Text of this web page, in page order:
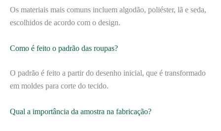
Os materiais mais comuns incluem algodão, poliéster, lã e seda,
escolhidos de acordo com o design.
Como é feito o padrão das roupas?
O padrão é feito a partir do desenho inicial, que é transformado
em moldes para corte do tecido.
Qual a importância da amostra na fabricação?